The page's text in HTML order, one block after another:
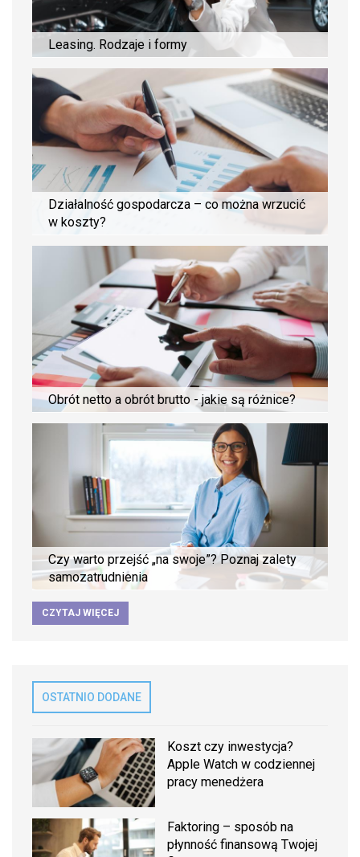
Leasing. Rodzaje i formy
Działalność gospodarcza – co można wrzucić
w koszty?
Obrót netto a obrót brutto - jakie są różnice?
Czy warto przejść „na swoje”? Poznaj zalety
samozatrudnienia
CZYTAJ WIĘCEJ
OSTATNIO DODANE
Koszt czy inwestycja?
Apple Watch w codziennej
pracy menedżera
Faktoring – sposób na
płynność finansową Twojej